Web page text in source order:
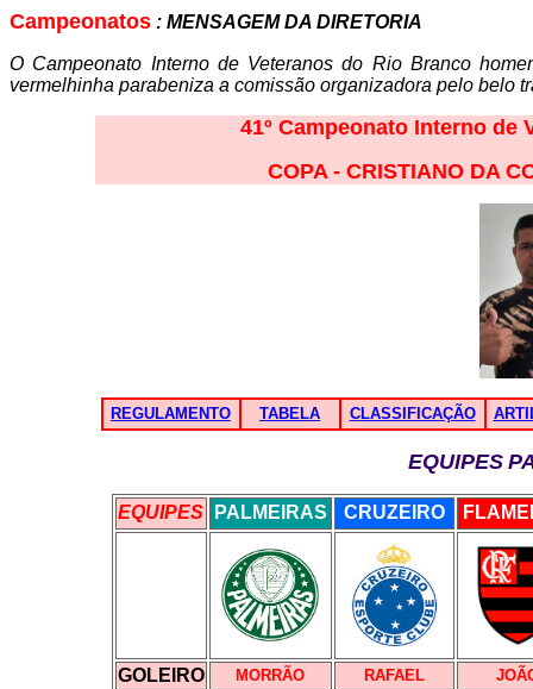
Campeonatos : MENSAGEM DA DIRETORIA
O Campeonato Interno de Veteranos do Rio Branco
vermelhinha parabeniza a comissão organizadora pelo belo
41º Campeonato Interno de
COPA - CRISTIANO DA
REGULAMENTO TABELA CLASSIFICAÇÃO
EQUIPES
EQUIPES PALMEIRAS CRUZEIRO
GOLEIRO MORRÃO RAFAEL